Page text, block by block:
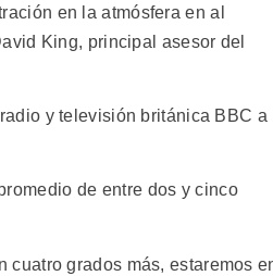
en la atmósfera en al
King, principal asesor del
y televisión británica BBC a
de entre dos y cinco
cuatro grados más, estaremos